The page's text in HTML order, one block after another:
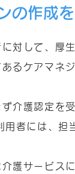
の作成
対して、厚
るケアマネ
介護認定を
者には、担
護サービス